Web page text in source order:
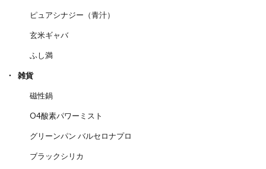
ピュアシナジー（青汁）
玄米ギャバ
ふし満
雑貨
磁性鍋
O4酸素パワーミスト
グリーンパン バルセロナプロ
ブラックシリカ